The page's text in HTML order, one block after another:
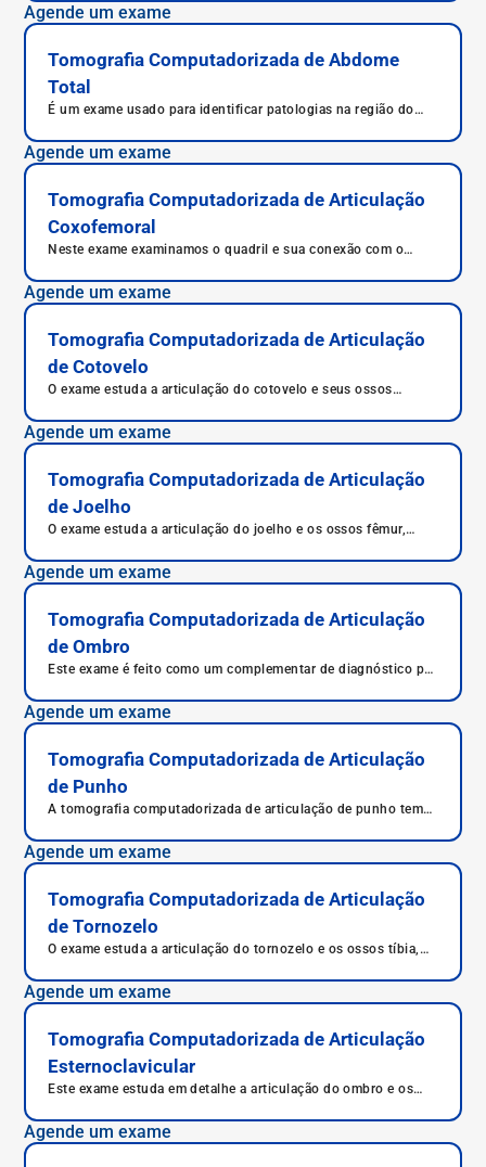
Agende um exame
Tomografia Computadorizada de Abdome
Total
É um exame usado para identificar patologias na região do
Agende um exame
Tomografia Computadorizada de Articulação
Coxofemoral
Neste exame examinamos o quadril e sua conexão com o
coxofemoral.
Agende um exame
Tomografia Computadorizada de Articulação
de Cotovelo
O exame estuda a articulação do cotovelo e seus ossos
correto.
Agende um exame
Tomografia Computadorizada de Articulação
de Joelho
O exame estuda a articulação do joelho e os ossos fêmur,
Agende um exame
Tomografia Computadorizada de Articulação
de Ombro
Este exame é feito como um complementar de diagnóstico por
articulação de ombro.
Agende um exame
Tomografia Computadorizada de Articulação
de Punho
A tomografia computadorizada de articulação de punho tem
definição de estruturas, órgãos e ossos.
Agende um exame
Tomografia Computadorizada de Articulação
de Tornozelo
O exame estuda a articulação do tornozelo e os ossos tíbia,
articulação.
Agende um exame
Tomografia Computadorizada de Articulação
Esternoclavicular
Este exame estuda em detalhe a articulação do ombro e os
correto.
Agende um exame